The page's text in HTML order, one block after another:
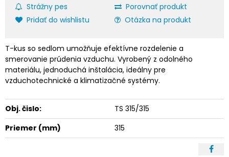
Strážny pes
Porovnať produkt
Pridať do wishlistu
Otázka na produkt
T-kus so sedlom umožňuje efektívne rozdelenie a
smerovanie prúdenia vzduchu. Vyrobený z odolného
materiálu, jednoduchá inštalácia, ideálny pre
vzduchotechnické a klimatizačné systémy.
Obj. čislo:
TS 315/315
Priemer (mm)
315